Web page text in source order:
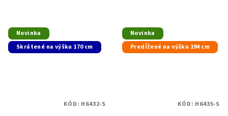
Novinka
Skrátené na výšku 170 cm
KÓD: H6432-S
Novinka
Predĺžené na výšku 194 cm
KÓD: H6435-S